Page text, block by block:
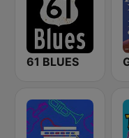
61 BLUES